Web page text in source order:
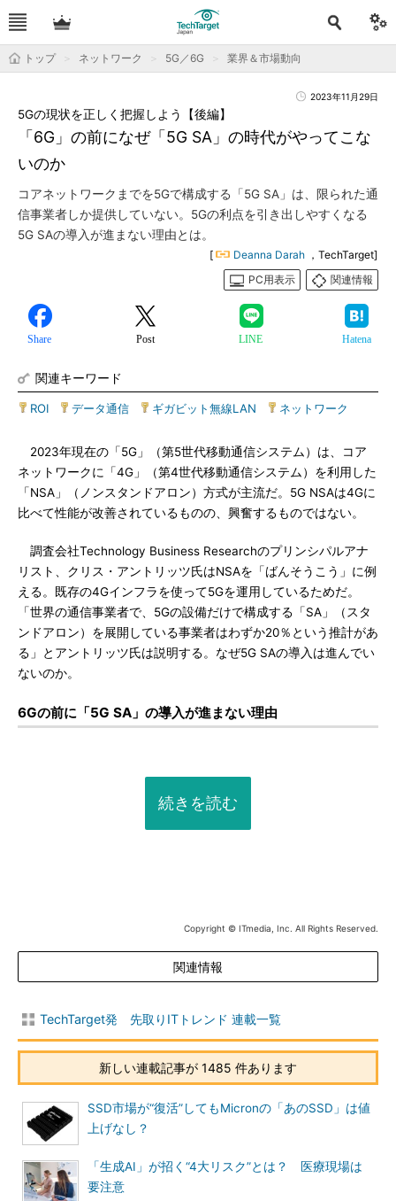
トップ ネットワーク 5G／6G 業界＆市場動向
2023年11月29日
「6G」の前になぜ「5G SA」の時代がやってこな
いのか
5Gの現状を正しく把握しよう【後編】
コアネットワークまでを5Gで構成する「5G SA」は、限られた通
信事業者しか提供していない。5Gの利点を引き出しやすくなる
5G SAの導入が進まない理由とは。
[ Deanna Darah ，TechTarget]
PC用表示
関連情報
Share Post LINE Hatena
関連キーワード
ROI データ通信 ギガビット無線LAN ネットワーク
2023年現在の「5G」（第5世代移動通信システム）は、コア
ネットワークに「4G」（第4世代移動通信システム）を利用した
「NSA」（ノンスタンドアロン）方式が主流だ。5G NSAは4Gに
比べて性能が改善されているものの、興奮するものではない。
調査会社Technology Business Researchのプリンシパルアナ
リスト、クリス・アントリッツ氏はNSAを「ばんそうこう」に例
える。既存の4Gインフラを使って5Gを運用しているためだ。
「世界の通信事業者で、5Gの設備だけで構成する「SA」（スタ
ンドアロン）を展開している事業者はわずか20％という推計があ
る」とアントリッツ氏は説明する。なぜ5G SAの導入は進んでい
ないのか。
6Gの前に「5G SA」の導入が進まない理由
続きを読む
Copyright © ITmedia, Inc. All Rights Reserved.
関連情報
TechTarget発 先取りITトレンド 連載一覧
新しい連載記事が 1485 件あります
SSD市場が“復活”してもMicronの「あのSSD」は値
上げなし？
「生成AI」が招く“4大リスク”とは？ 医療現場は
要注意